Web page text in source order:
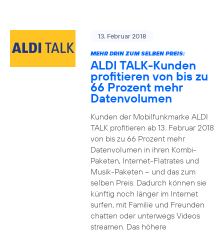
13. Februar 2018
MEHR DRIN ZUM SELBEN PREIS:
ALDI TALK-Kunden
profitieren von bis zu
66 Prozent mehr
Datenvolumen
Kunden der Mobilfunkmarke ALDI
TALK profitieren ab 13. Februar 2018
von bis zu 66 Prozent mehr
Datenvolumen in ihren Kombi-
Paketen, Internet-Flatrates und
Musik-Paketen – und das zum
selben Preis. Dadurch können sie
künftig noch länger im Internet
surfen, mit Familie und Freunden
chatten oder unterwegs Videos
streamen. Das höhere